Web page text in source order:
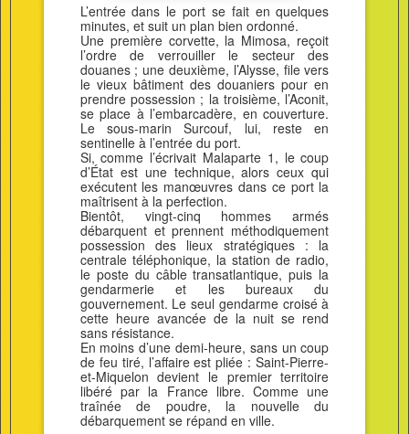
L’entrée dans le port se fait en quelques
minutes, et suit un plan bien ordonné.
Une première corvette, la Mimosa, reçoit
l’ordre de verrouiller le secteur des
douanes ; une deuxième, l’Alysse, file vers
le vieux bâtiment des douaniers pour en
prendre possession ; la troisième, l’Aconit,
se place à l’embarcadère, en couverture.
Le sous-marin Surcouf, lui, reste en
sentinelle à l’entrée du port.
Si, comme l’écrivait Malaparte 1, le coup
d’État est une technique, alors ceux qui
exécutent les manœuvres dans ce port la
maîtrisent à la perfection.
Bientôt, vingt-cinq hommes armés
débarquent et prennent méthodiquement
possession des lieux stratégiques : la
centrale téléphonique, la station de radio,
le poste du câble transatlantique, puis la
gendarmerie et les bureaux du
gouvernement. Le seul gendarme croisé à
cette heure avancée de la nuit se rend
sans résistance.
En moins d’une demi-heure, sans un coup
de feu tiré, l’affaire est pliée : Saint-Pierre-
et-Miquelon devient le premier territoire
libéré par la France libre. Comme une
traînée de poudre, la nouvelle du
débarquement se répand en ville.